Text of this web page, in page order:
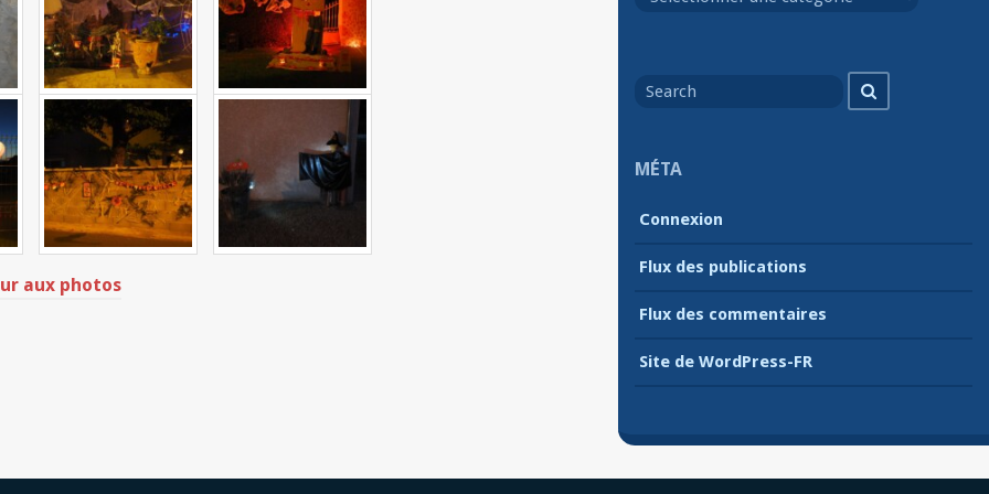
aux photos
for
MÉTA
Connexion
Flux des publications
Flux des commentaires
Site de WordPress-FR